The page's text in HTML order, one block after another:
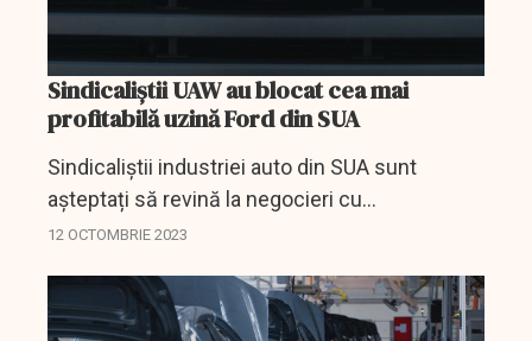
Sindicaliștii UAW au blocat cea mai
profitabilă uzină Ford din SUA
Sindicaliștii industriei auto din SUA sunt
așteptați să revină la negocieri cu
producătorul Stellantis, joi, într-o zi tensionată
12 OCTOMBRIE 2023